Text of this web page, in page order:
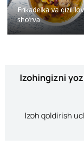
Frikadelka va qizil
sho’rva
Izohingizni
Izoh qoldirish